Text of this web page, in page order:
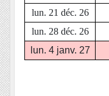
lun. 21 déc. 26
lun. 28 déc. 26
lun. 4 janv. 27